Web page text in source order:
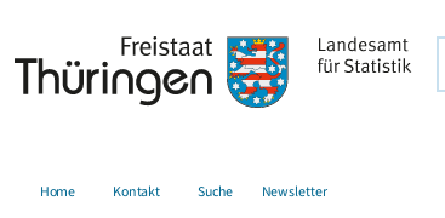
Home Kontakt Suche Newsletter